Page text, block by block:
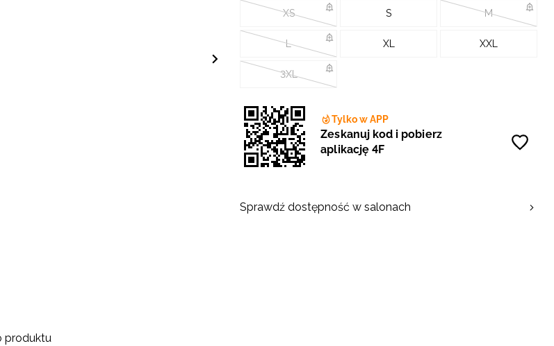
produktu
XS S M
L XL XXL
3XL
Tylko w APP
Zeskanuj kod i pobierz
aplikację 4F
Sprawdź dostępność w salonach